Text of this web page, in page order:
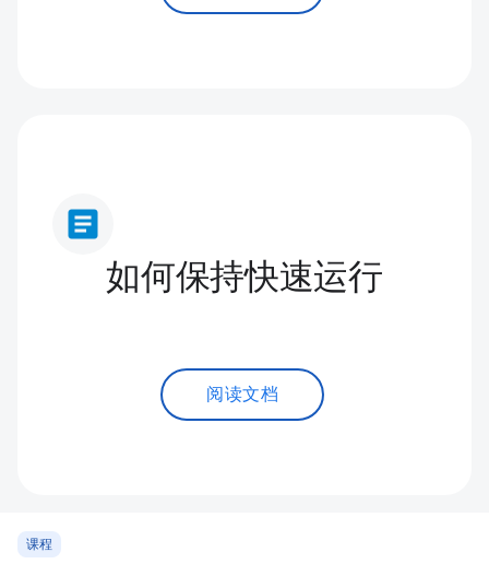
article
如何保持快速运行
阅读文档
课程